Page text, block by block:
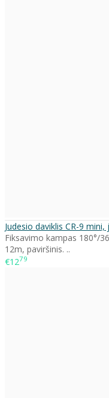
Judesio daviklis CR-9 mini,
Fiksavimo kampas 180°/
12m, paviršinis. ..
€1279